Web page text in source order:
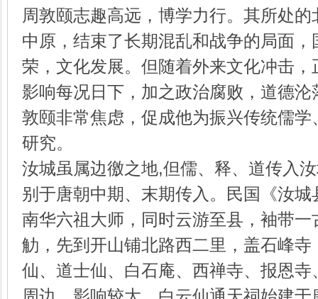
周敦颐志趣高远，博学力行。其所处
中原，结束了长期混乱和战争的局面
荣，文化发展。但随着外来文化冲击
影响每况日下，加之政治腐败，道德
敦颐非常焦虑，促成他为振兴传统儒
研究。
汝城虽属边徼之地,但儒、释、道传入
别于唐朝中期、末期传入。民国《汝城
南华六祖大师，同时云游至县，袖带
觔，先到开山铺北路西二里，盖石峰寺
仙、道士仙、白石庵、西禅寺、报恩